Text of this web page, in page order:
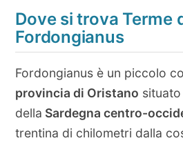
Dove si trova Terme
Fordongianus
Fordongianus è un piccolo
provincia di Oristano
della Sardegna centro-
trentina di chilometri dalla